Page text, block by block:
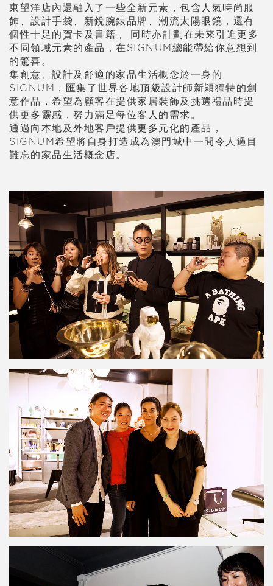
東望洋店內還融入了一些全新元素，包含人氣時尚服
飾、設計手袋、新銳腕錶品牌、潮流太陽眼鏡，還有
個性十足的賀卡及書籍， 同時亦計劃在未來引進更多
不同領域元素的產品，在SIGNUM總能帶給你意想到
的驚喜。
集創意、設計及舒適的家品生活概念於一身的
SIGNUM，匯集了世界各地頂級設計師新穎獨特的創
意作品，希望為顧客在提供家居裝飾及挑選禮品時提
供更多靈感，努力滿足每位客人的需求。
通過向本地及外地客戶提供更多元化的產品，
SIGNUM希望將自身打造成為澳門城中一間令人過目
難忘的家品生活概念店。